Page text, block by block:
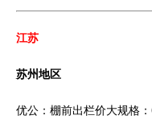
江苏
苏州地区
优公：棚前出栏价大规格